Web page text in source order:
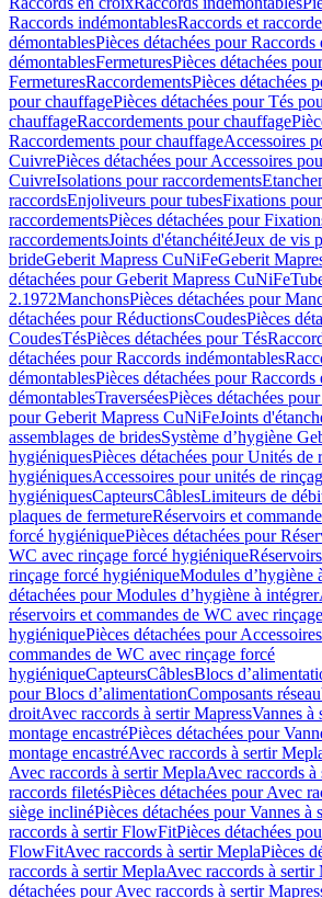
Raccords indémontablesRaccords et
démontablesPièces détachées pour Raccords
démontablesFermeturesPièces détachées pour
FermeturesRaccordementsPièces détachées
pour chauffagePièces détachées pour Tés
chauffageRaccordements pour chauffage
Raccordements pour chauffageAccessoires
CuivrePièces détachées pour Accessoires
CuivreIsolations pour raccordements
raccordsEnjoliveurs pour tubesFixations
raccordementsPièces détachées pour
raccordementsJoints d'étanchéitéJeux de vis
brideGeberit Mapress CuNiFeGeberit
détachées pour Geberit Mapress CuNiFe
2.1972ManchonsPièces détachées pour
détachées pour RéductionsCoudesPièces
CoudesTésPièces détachées pour Tés
détachées pour Raccords indémontables
démontablesPièces détachées pour Raccords
démontablesTraverséesPièces détachées
pour Geberit Mapress CuNiFeJoints
assemblages de bridesSystème d’hygiène
hygiéniquesPièces détachées pour Unités de
hygiéniquesAccessoires pour unités de
hygiéniquesCapteursCâblesLimiteurs de
plaques de fermetureRéservoirs et
forcé hygiéniquePièces détachées pour
WC avec rinçage forcé hygiénique
rinçage forcé hygiéniqueModules d’hygiène
détachées pour Modules d’hygiène à intégrer
réservoirs et commandes de WC avec
hygiéniquePièces détachées pour
commandes de WC avec rinçage forcé
hygiéniqueCapteursCâblesBlocs
pour Blocs d’alimentationComposants réseau
droitAvec raccords à sertir MapressVannes à
montage encastréPièces détachées pour
montage encastréAvec raccords à sertir
Avec raccords à sertir MeplaAvec raccords à
raccords filetésPièces détachées pour Avec
siège inclinéPièces détachées pour Vannes à
raccords à sertir FlowFitPièces détachées
FlowFitAvec raccords à sertir MeplaPièces
raccords à sertir MeplaAvec raccords à sertir
détachées pour Avec raccords à sertir